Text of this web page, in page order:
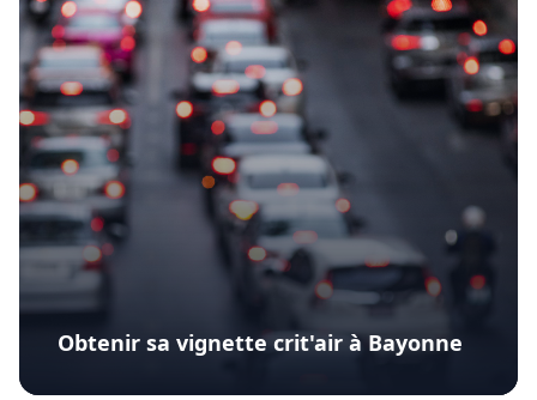
Obtenir sa vignette crit'air à Bayonne